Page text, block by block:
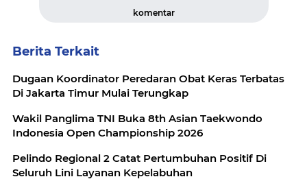
komentar
Berita Terkait
Dugaan Koordinator Peredaran Obat Keras Terbatas
Di Jakarta Timur Mulai Terungkap
Wakil Panglima TNI Buka 8th Asian Taekwondo
Indonesia Open Championship 2026
Pelindo Regional 2 Catat Pertumbuhan Positif Di
Seluruh Lini Layanan Kepelabuhan